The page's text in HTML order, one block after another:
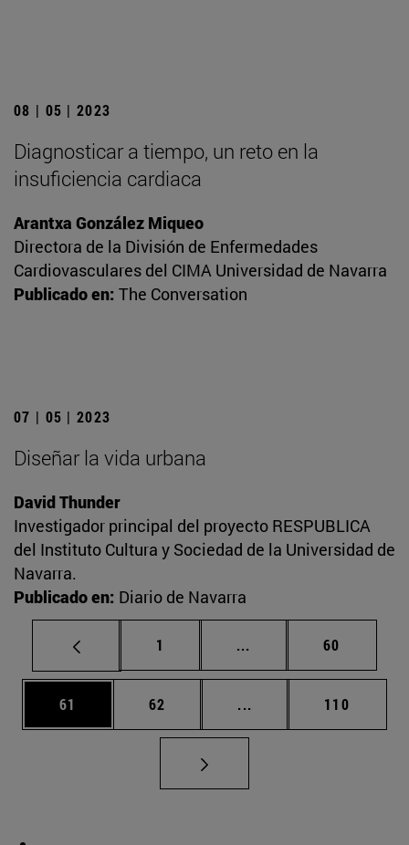
08 | 05 | 2023
Diagnosticar a tiempo, un reto en la
insuficiencia cardiaca
Arantxa González Miqueo
Directora de la División de Enfermedades
Cardiovasculares del CIMA Universidad de Navarra
Publicado en: The Conversation
07 | 05 | 2023
Diseñar la vida urbana
David Thunder
Investigador principal del proyecto RESPUBLICA
del Instituto Cultura y Sociedad de la Universidad de
Navarra.
Publicado en: Diario de Navarra
Página
1 ... Páginas intermedias
Página
60
Página
61 Página
62 ... Páginas intermedias
Página
110